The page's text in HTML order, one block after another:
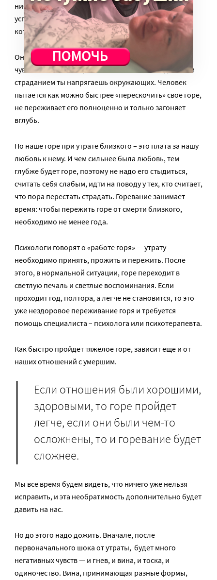
нибудь», «возьми себя в руки», «тебе уже пора
успокоиться» и другие псевдопозитивные рецепты,
которые не работают.
Они не помогают, а раздражают или заставляют
чувствовать себя еще более виноватым – ведь своим
страданием ты напрягаешь окружающих. Человек
пытается как можно быстрее «перескочить» свое горе,
не переживает его полноценно и только загоняет
вглубь.
Но наше горе при утрате близкого – это плата за нашу
любовь к нему. И чем сильнее была любовь, тем
глубже будет горе, поэтому не надо его стыдиться,
считать себя слабым, идти на поводу у тех, кто считает,
что пора перестать страдать. Горевание занимает
время: чтобы пережить горе от смерти близкого,
необходимо не менее года.
Психологи говорят о «работе горя» — утрату
необходимо принять, прожить и пережить. После
этого, в нормальной ситуации, горе переходит в
светлую печаль и светлые воспоминания. Если
проходит год, полтора, а легче не становится, то это
уже нездоровое переживание горя и требуется
помощь специалиста – психолога или психотерапевта.
Как быстро пройдет тяжелое горе, зависит еще и от
наших отношений с умершим.
Если отношения были хорошими,
здоровыми, то горе пройдет
легче, если они были чем-то
осложнены, то и горевание будет
сложнее.
Мы все время будем видеть, что ничего уже нельзя
исправить, и эта необратимость дополнительно будет
давить на нас.
Но до этого надо дожить. Вначале, после
первоначального шока от утраты, будет много
негативных чувств — и гнев, и вина, и тоска, и
одиночество. Вина, принимающая разные формы,